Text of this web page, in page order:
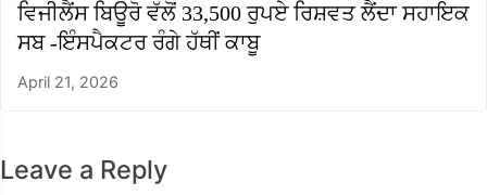
ਵਿਜੀਲੈਂਸ ਬਿਊਰੋ ਵੱਲੋਂ 33,500 ਰੁਪਏ ਰਿਸ਼ਵਤ ਲੈਂਦਾ ਸਹਾਇਕ
ਸਬ -ਇੰਸਪੈਕਟਰ ਰੰਗੇ ਹੱਥੀਂ ਕਾਬੂ
April 21, 2026
Leave a Reply